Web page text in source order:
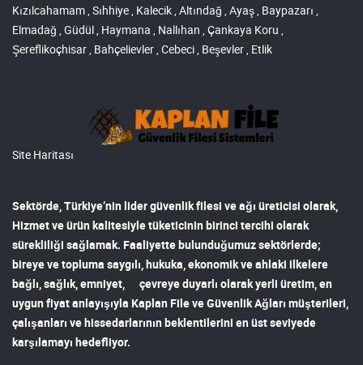
Kızılcahamam , Sıhhiye , Kalecik , Altındağ , Ayaş , Baypazarı ,
Elmadağ , Güdül , Haymana , Nallıhan , Çankaya Koru ,
Şereflikoçhisar , Bahçelievler , Cebeci , Beşevler , Etlik
Site Haritası
Sektörde, Türkiye’nin lidergüvenlik filesi ve ağı üreticisi olarak,
Hizmet ve ürün kalitesiyle tüketicinin birinci tercihi olarak
sürekliliği sağlamak. Faaliyette bulunduğumuz sektörlerde;
bireye ve topluma saygılı, hukuka, ekonomik ve ahlaki ilkelere
bağlı, sağlık, emniyet, çevreye duyarlı olarak yerli üretim, en
uygun fiyat anlayışıyla Kaplan File ve Güvenlik Ağları müşterileri,
çalışanları ve hissedarlarının beklentilerini en üst seviyede
karşılamayı hedefliyor.